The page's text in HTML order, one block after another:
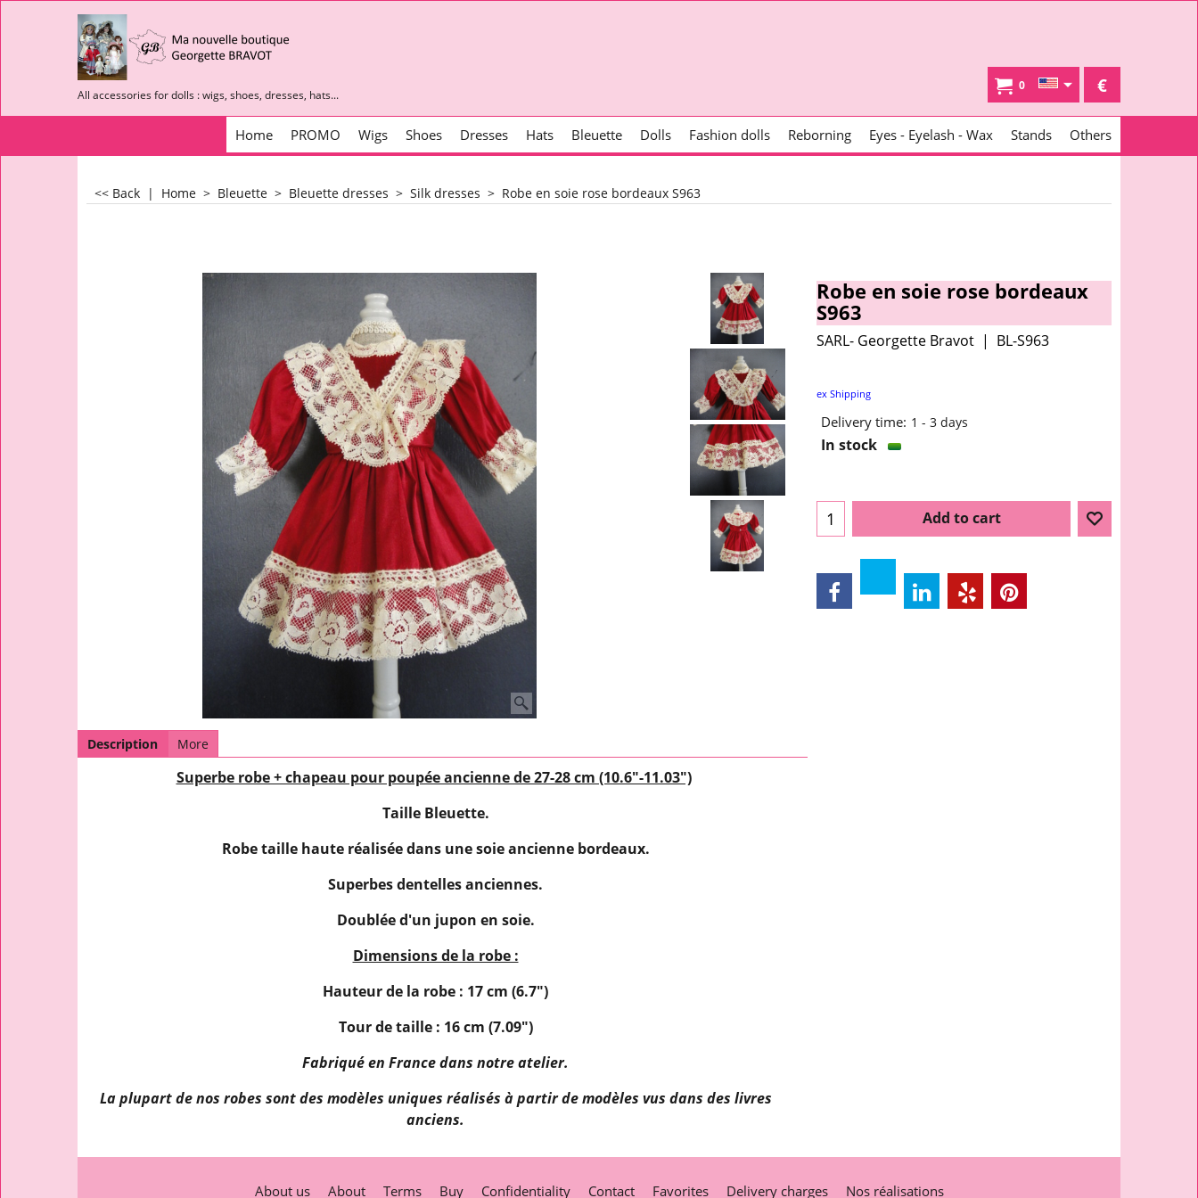
All accessories for dolls : wigs, shoes, dresses, hats...
0 €
Home PROMO Wigs Shoes Dresses Hats Bleuette Dolls Fashion dolls Reborning Eyes - Eyelash - Wax Stands Others
<< Back | Home > Bleuette > Bleuette dresses > Silk dresses > Robe en soie rose bordeaux S963
Robe en soie rose bordeaux
S963
SARL- Georgette Bravot BL-S963
ex Shipping
Delivery time: 1 - 3 days
In stock
Add to cart
Description More
Superbe robe + chapeau pour poupée ancienne de 27-28 cm (10.6"-11.03")
Taille Bleuette.
Robe taille haute réalisée dans une soie ancienne bordeaux.
Superbes dentelles anciennes.
Doublée d'un jupon en soie.
Dimensions de la robe :
Hauteur de la robe : 17 cm (6.7")
Tour de taille : 16 cm (7.09")
Fabriqué en France dans notre atelier.
La plupart de nos robes sont des modèles uniques réalisés à partir de modèles vus dans des livres
anciens.
About us About Terms Buy Confidentiality Contact Favorites Delivery charges Nos réalisations